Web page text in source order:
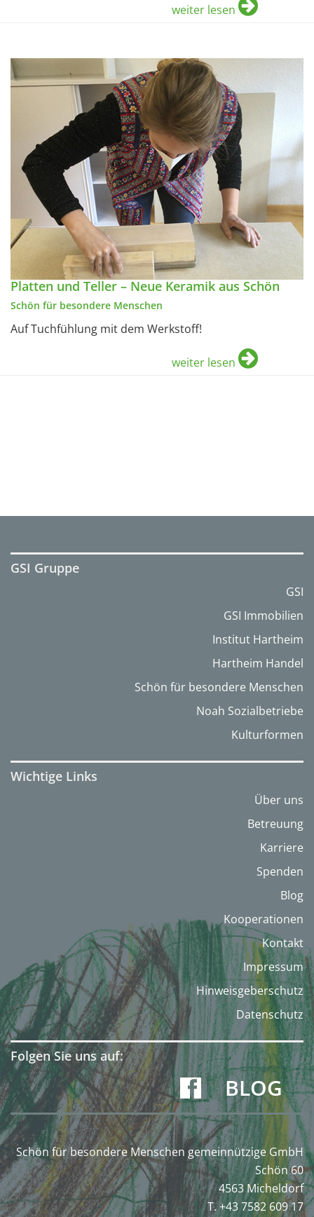
weiter lesen
Platten und Teller – Neue Keramik aus Schön
Schön für besondere Menschen
Auf Tuchfühlung mit dem Werkstoff!
weiter lesen
GSI Gruppe
GSI
GSI Immobilien
Institut Hartheim
Hartheim Handel
Schön für besondere Menschen
Noah Sozialbetriebe
Kulturformen
Wichtige Links
Über uns
Betreuung
Karriere
Spenden
Blog
Kooperationen
Kontakt
Impressum
Hinweisgeberschutz
Datenschutz
Folgen Sie uns auf:
BLOG
Schön für besondere Menschen gemeinnützige GmbH
Schön 60
4563 Micheldorf
T. +43 7582 609 17